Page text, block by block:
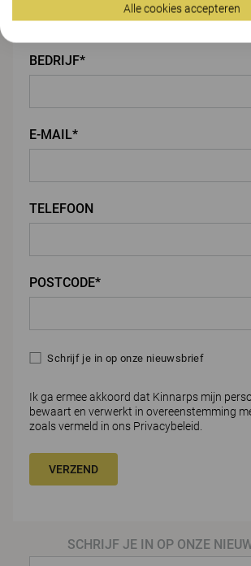
BEDRIJF*
E-MAIL*
TELEFOON
POSTCODE*
Schrijf je in op onze nieuwsbrief
Ik ga ermee akkoord dat Kinnarps mijn
bewaart en verwerkt in overeenstemming
zoals vermeld in ons Privacybeleid.
VERZEND
SCHRIJF JE IN OP ONZE
Alle cookies accepteren